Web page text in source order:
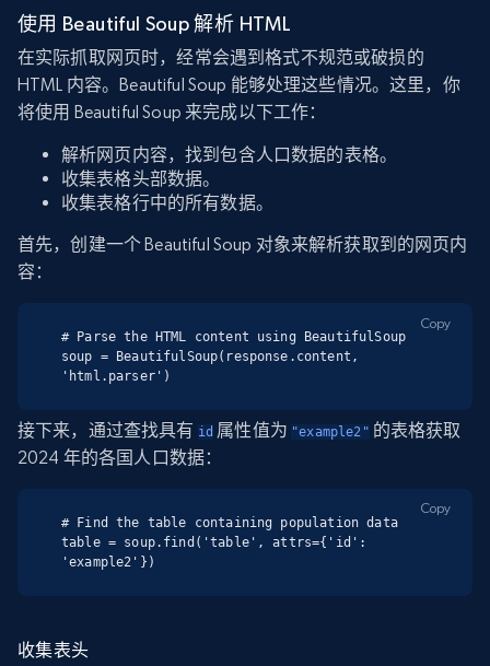
使用 Beautiful Soup 解析 HTML
在实际抓取网页时，经常会遇到格式不规范或破损的
HTML 内容。Beautiful Soup 能够处理这些情况。这里，你
将使用 Beautiful Soup 来完成以下工作：
解析网页内容，找到包含人口数据的表格。
收集表格头部数据。
收集表格行中的所有数据。
首先，创建一个 Beautiful Soup 对象来解析获取到的网页内
容：
# Parse the HTML content using BeautifulSoup
soup = BeautifulSoup(response.content,
'html.parser')
Copy
接下来，通过查找具有 id 属性值为 "example2" 的表格获取
2024 年的各国人口数据：
# Find the table containing population data
table = soup.find('table', attrs={'id':
'example2'})
Copy
收集表头